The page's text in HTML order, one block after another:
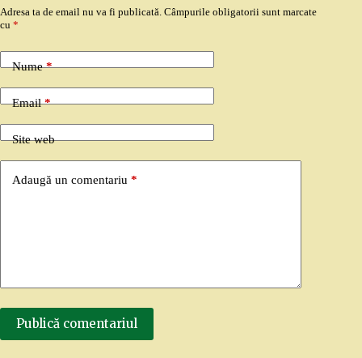
Adresa ta de email nu va fi publicată. Câmpurile obligatorii sunt marcate
cu *
Nume*
Email*
Site web
Adaugă un comentariu *
Publică comentariul